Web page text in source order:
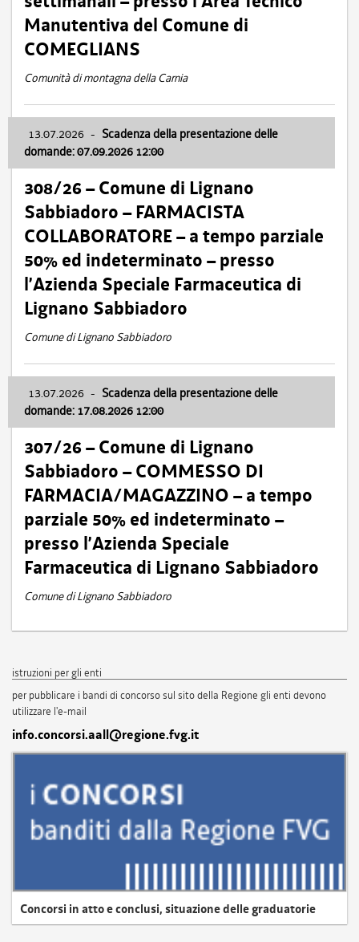
Manutentiva del Comune di
COMEGLIANS
Comunità di montagna della Carnia
13.07.2026 - Scadenza della presentazione delle
domande: 07.09.2026 12:00
308/26 – Comune di Lignano
Sabbiadoro – FARMACISTA
COLLABORATORE – a tempo parziale
50% ed indeterminato – presso
l’Azienda Speciale Farmaceutica di
Lignano Sabbiadoro
Comune di Lignano Sabbiadoro
13.07.2026 - Scadenza della presentazione delle
domande: 17.08.2026 12:00
307/26 – Comune di Lignano
Sabbiadoro – COMMESSO DI
FARMACIA/MAGAZZINO – a tempo
parziale 50% ed indeterminato –
presso l’Azienda Speciale
Farmaceutica di Lignano Sabbiadoro
Comune di Lignano Sabbiadoro
istruzioni per gli enti
per pubblicare i bandi di concorso sul sito della Regione gli enti devono
utilizzare l'e-mail
info.concorsi.aall@regione.fvg.it
Concorsi in atto e conclusi, situazione delle graduatorie